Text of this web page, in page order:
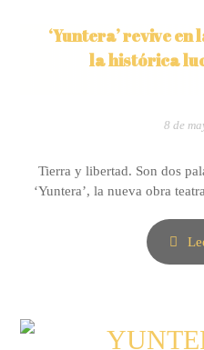
‘Yuntera’ revive
la histórica
8 de
Tierra y libertad. Son dos
‘Yuntera’, la nueva obra